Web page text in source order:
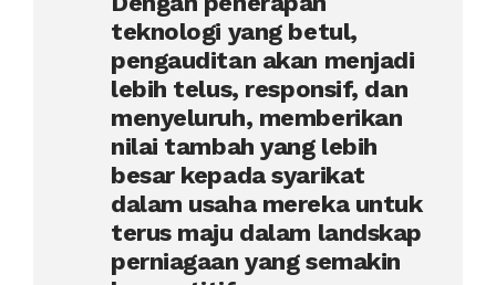
teknologi yang betul,
pengauditan akan menjadi
lebih telus, responsif, dan
menyeluruh, memberikan
nilai tambah yang lebih
besar kepada syarikat
dalam usaha mereka untuk
terus maju dalam landskap
perniagaan yang semakin